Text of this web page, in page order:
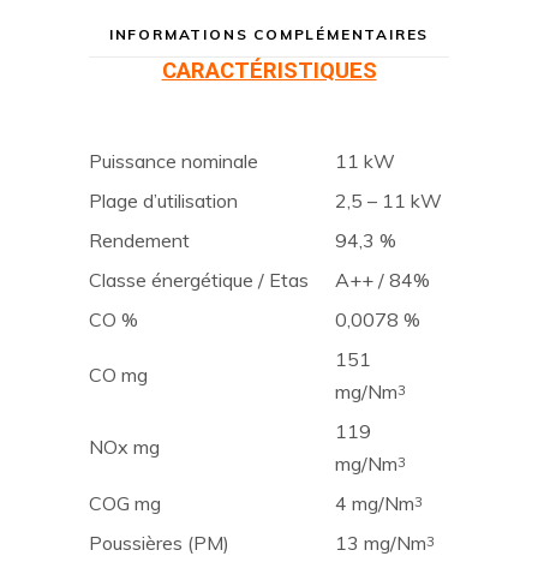
INFORMATIONS COMPLÉMENTAIRES
CARACTÉRISTIQUES
Puissance nominale
11 kW
Plage d’utilisation
2,5 – 11 kW
Rendement
94,3 %
Classe énergétique / Etas
A++ / 84%
CO %
0,0078 %
CO mg
151
mg/Nm3
NOx mg
119
mg/Nm3
COG mg 4 mg/Nm3
Poussières (PM) 13 mg/Nm3